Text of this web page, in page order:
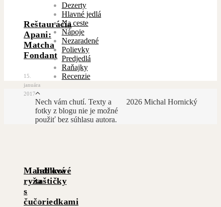
Reštaurácia
Apani:
Matcha
Fondant
15.
januára
2017
Mandľová
ryža
s
čučoriedkami
Jablkové
taštičky
18.
Dezerty
Hlavné jedlá
Na ceste
Nápoje
Nezaradené
Polievky
Predjedlá
Raňajky
Recenzie
2026 Michal Hornický
Nech vám chutí. Texty a
fotky z blogu nie je možné
použiť bez súhlasu autora.